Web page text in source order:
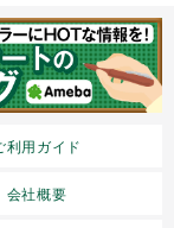
利用ガイド
会社概要